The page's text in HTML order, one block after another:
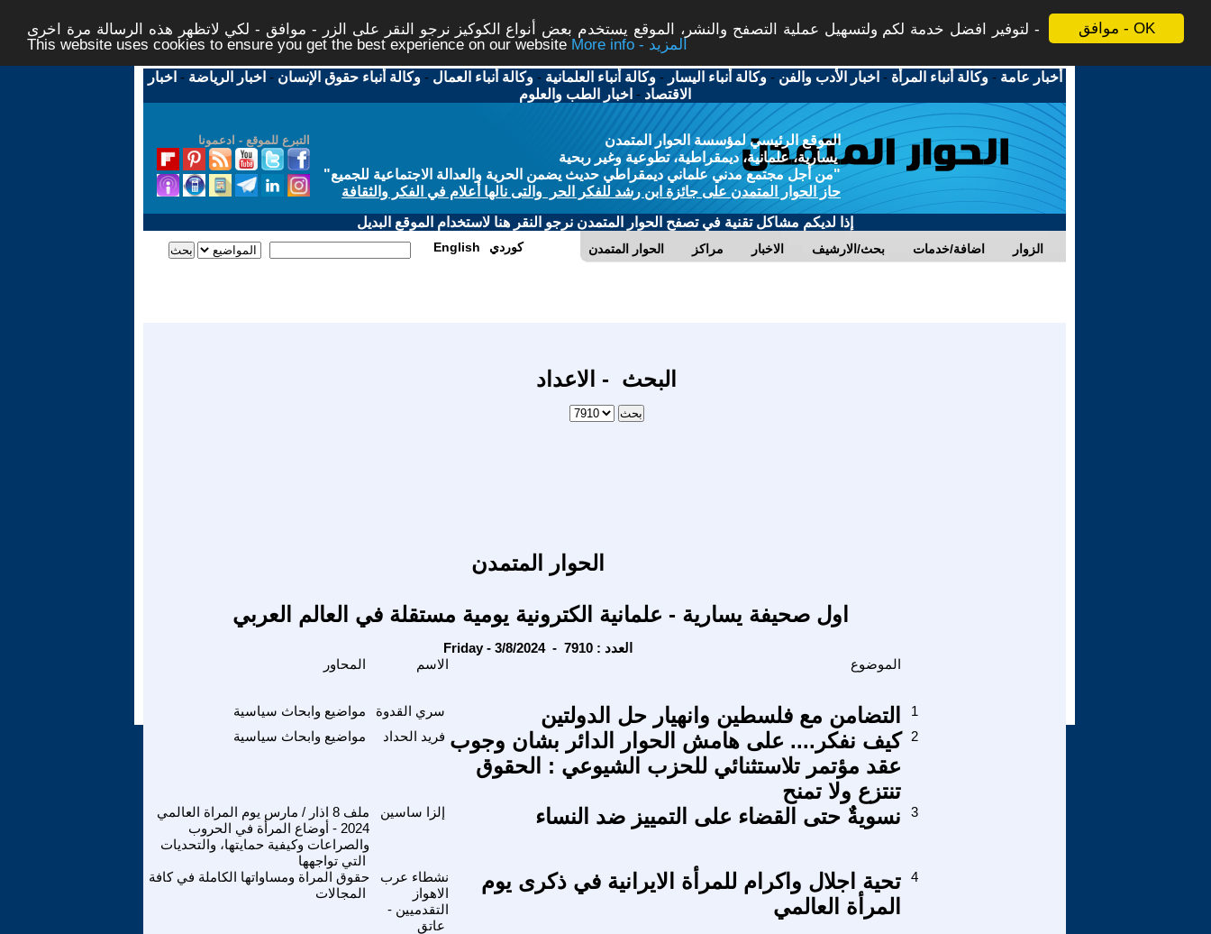
موافق - OK
لتوفير افضل خدمة لكم ولتسهيل عملية التصفح والنشر، الموقع يستخدم بعض أنواع الكوكيز نرجو النقر على الزر - موافق - لكي لاتظهر هذه الرسالة مرة اخرى -
This website uses cookies to ensure you get the best experience on our website
More info - المزيد
أخبار عامة -وكالة أنباء المرأة - اخبار الأدب والفن -وكالة أنباء اليسار -وكالة أنباء العلمانية -وكالة أنباء العمال -وكالة أنباء حقوق الإنسان - اخبار الرياضة - اخبار
الاقتصاد - اخبار الطب والعلوم
التبرع للموقع - ادعمونا
الموقع الرئيسي لمؤسسة الحوار المتمدن
يسارية، علمانية، ديمقراطية، تطوعية وغير ربحية
"من أجل مجتمع مدني علماني ديمقراطي حديث يضمن الحرية والعدالة الاجتماعية للجميع"
حاز الحوار المتمدن على جائزة ابن رشد للفكر الحر والتى نالها أعلام في الفكر والثقافة
إذا لديكم مشاكل تقنية في تصفح الحوار المتمدن نرجو النقر هنا لاستخدام الموقع البديل
الحوار المتمدن مراكز الاخبار بحث/الارشيف اضافة/خدمات الزوار English كوردي
البحث - الاعداد
الحوار المتمدن
اول صحيفة يسارية - علمانية الكترونية يومية مستقلة في العالم العربي
Friday - 3/8/2024 - العدد : 7910
الاسم الموضوع
مواضيع وابحاث سياسية سري القدوة التضامن مع فلسطين وانهيار حل الدولتين
1
مواضيع وابحاث سياسية
فريد الحداد كيف نفكر.... على هامش الحوار الدائر بشان وجوب
عقد مؤتمر تلاستثنائي للحزب الشيوعي : الحقوق
تنتزع ولا تمنح
2
ملف 8 اذار / مارس يوم المراة العالمي
2024 - أوضاع المرأة في الحروب
والصراعات وكيفية حمايتها، والتحديات
التي تواجهها
إلزا ساسين نسويةٌ حتى القضاء على التمييز ضد النساء 3
حقوق المراة ومساواتها الكاملة في كافة
المجالات
نشطاء عرب
الاهواز
التقدميين -
عاتق
تحية اجلال واكرام للمرأة الايرانية في ذكرى يوم
المرأة العالمي
4